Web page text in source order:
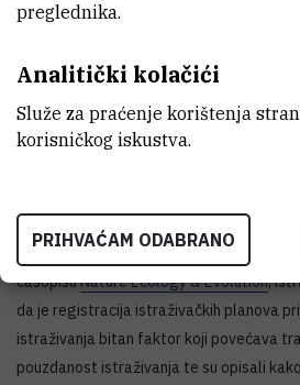
Marija Purgar Filjak i kolege.
U nepune tri godine objavila je osam
Ecology and Evolution časopisu. Ove
mentorima, dr. sc. Tinom Klanjščekom i dr.
znanstvene radove.
U radu, koji je u svibnju ove godine
časopisuNature Ecology & Evolution,
da je registracija istraživačkih planova
istraživanja bitan faktor koji povećava
pouzdanost istraživanja te su opisali
preglednika.
Analitički kolačići
Služe za praćenje korištenja
korisničkog iskustva.
PRIHVAĆAM ODABRANO